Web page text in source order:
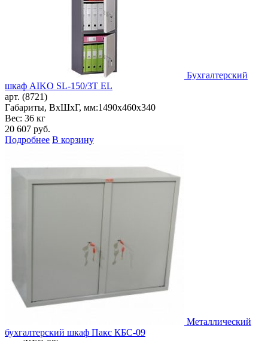
Бухгалтерский
шкаф AIKO SL-150/3Т EL
арт. (8721)
Габариты, ВxШxГ, мм:1490x460x340
Вес: 36 кг
20 607 руб.
Подробнее В корзину
Металлический
бухгалтерский шкаф Пакс КБС-09